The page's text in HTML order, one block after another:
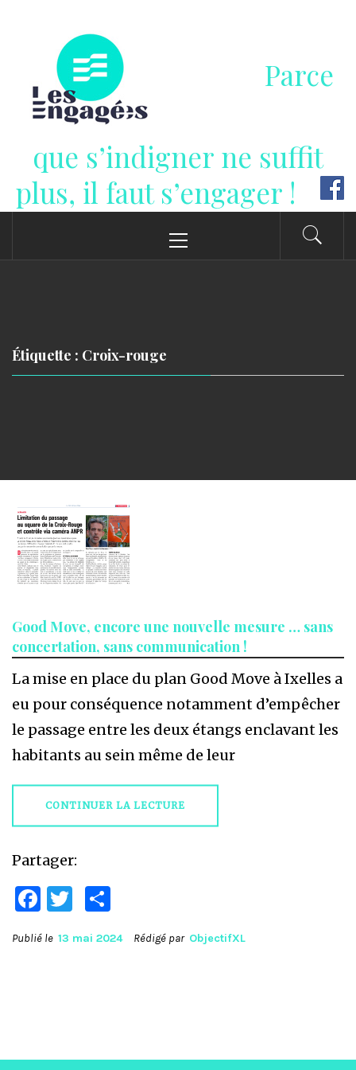
contenu
Parce
que s’indigner ne suffit
plus, il faut s’engager !
principal
Étiquette : Croix-rouge
Good Move, encore une nouvelle mesure … sans
concertation, sans communication !
La mise en place du plan Good Move à Ixelles a
eu pour conséquence notamment d’empêcher
le passage entre les deux étangs enclavant les
habitants au sein même de leur
CONTINUER LA LECTURE
Partager:
Facebook
Twitter
Publié le 13 mai 2024 Rédigé par ObjectifXL